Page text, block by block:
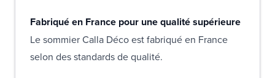
Fabriqué en France pour une qualité supérieure
Le sommier Calla Déco est fabriqué en France
selon des standards de qualité.